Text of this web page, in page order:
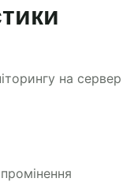
на сервер